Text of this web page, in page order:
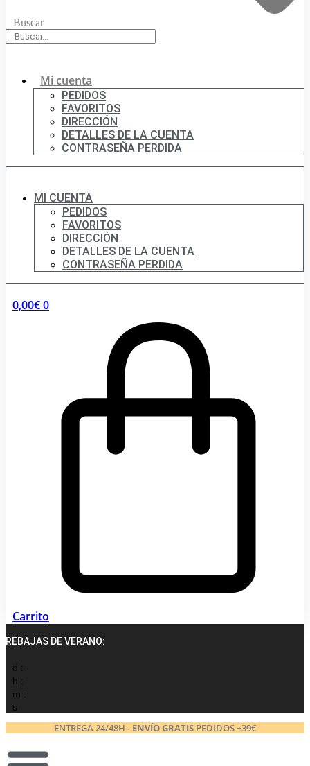
Buscar
Mi cuenta
PEDIDOS
FAVORITOS
DIRECCIÓN
DETALLES DE LA CUENTA
CONTRASEÑA PERDIDA
MI CUENTA
PEDIDOS
FAVORITOS
DIRECCIÓN
DETALLES DE LA CUENTA
CONTRASEÑA PERDIDA
0,00€0
Carrito
REBAJAS DE VERANO:
d :
h :
m :
s
ENTREGA 24/48H - ENVÍO GRATISPEDIDOS +39€